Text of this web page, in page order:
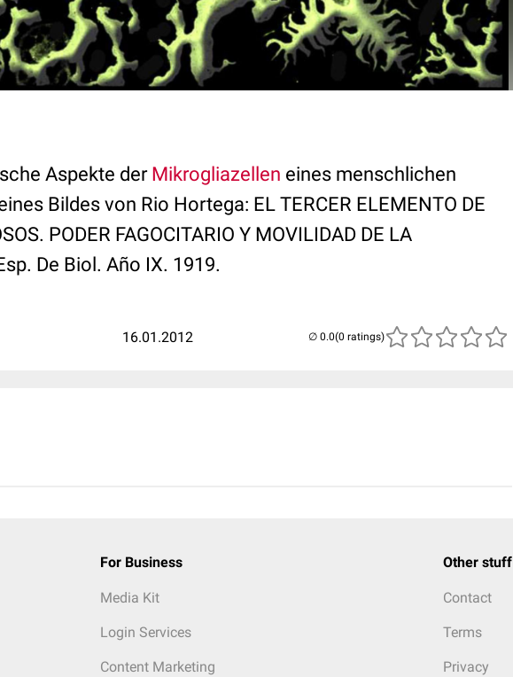
Aspekte derMikrogliazellen eines menschlichen
Bildes von Rio Hortega: EL TERCER ELEMENTO DE
PODER FAGOCITARIO Y MOVILIDAD DE LA
De Biol. Año IX. 1919.
16.01.2012 (0 ratings)
For Business
Media Kit
Login Services
Content Marketing
Other stuff
Contact
Terms
Privacy